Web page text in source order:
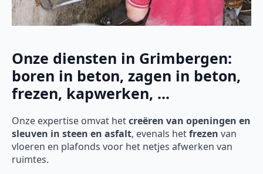
Onze diensten in Grimbergen:
boren in beton, zagen in beton,
frezen, kapwerken, ...
Onze expertise omvat hetcreëren van openingen en
sleuven in steen en asfalt, evenals hetfrezen van
vloeren en plafonds voor het netjes afwerken van
ruimtes.